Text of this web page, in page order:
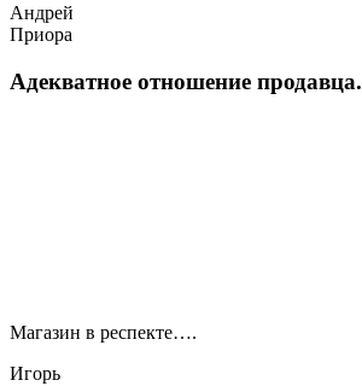
Андрей
Приора
Адекватное отношение продавца.
Магазин в респекте….
Игорь